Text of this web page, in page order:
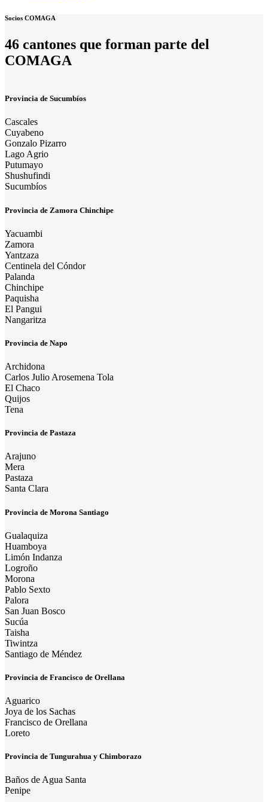
Socios COMAGA
46 cantones que forman parte del
COMAGA
Provincia de Sucumbíos
Cascales
Cuyabeno
Gonzalo Pizarro
Lago Agrio
Putumayo
Shushufindi
Sucumbíos
Provincia de Zamora Chinchipe
Yacuambi
Zamora
Yantzaza
Centinela del Cóndor
Palanda
Chinchipe
Paquisha
El Pangui
Nangaritza
Provincia de Napo
Archidona
Carlos Julio Arosemena Tola
El Chaco
Quijos
Tena
Provincia de Pastaza
Arajuno
Mera
Pastaza
Santa Clara
Provincia de Morona Santiago
Gualaquiza
Huamboya
Limón Indanza
Logroño
Morona
Pablo Sexto
Palora
San Juan Bosco
Sucúa
Taisha
Tiwintza
Santiago de Méndez
Provincia de Francisco de Orellana
Aguarico
Joya de los Sachas
Francisco de Orellana
Loreto
Provincia de Tungurahua y Chimborazo
Baños de Agua Santa
Penipe